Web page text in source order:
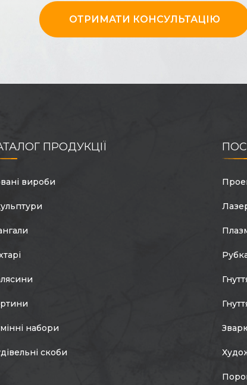
Рішення за вами! При
надійність та сучасне
результатом завжди є
та конфігурація маршів.
полі. Ми
ОТРИМАТИ КОНСУЛЬТАЦІЮ
ПРОДУКЦІЇ
вироби
набори
скоби